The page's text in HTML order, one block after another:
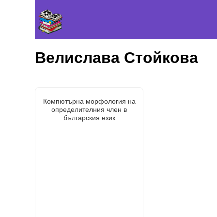
Велислава Стойкова
Компютърна морфология на
определителния член в
българския език